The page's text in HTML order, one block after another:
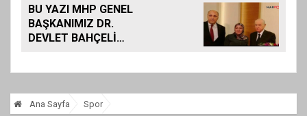
Açıldı
BU YAZI MHP GENEL
BAŞKANIMIZ DR.
DEVLET BAHÇELİ
Ana Sayfa Spor